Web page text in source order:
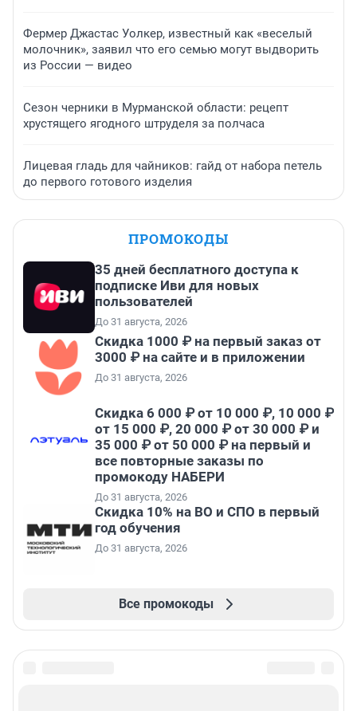
Фермер Джастас Уолкер, известный как «веселый
молочник», заявил что его семью могут выдворить
из России — видео
Сезон черники в Мурманской области: рецепт
хрустящего ягодного штруделя за полчаса
Лицевая гладь для чайников: гайд от набора петель
до первого готового изделия
ПРОМОКОДЫ
35 дней бесплатного доступа к
подписке Иви для новых
пользователей
До 31 августа, 2026
Скидка 1000 ₽ на первый заказ от
3000 ₽ на сайте и в приложении
До 31 августа, 2026
Скидка 6 000 ₽ от 10 000 ₽, 10 000 ₽
от 15 000 ₽, 20 000 ₽ от 30 000 ₽ и
35 000 ₽ от 50 000 ₽ на первый и
все повторные заказы по
промокоду НАБЕРИ
До 31 августа, 2026
Скидка 10% на ВО и СПО в первый
год обучения
До 31 августа, 2026
Все промокоды